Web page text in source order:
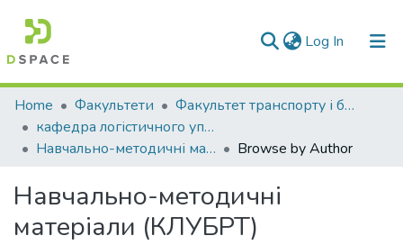
Log In (current)
Communities & Collections
All of DSpace
Home Факультети
Факультет транспорту і будівництва
кафедра логістичного управління та безпеки руху на транспорті
Навчально-методичні матеріали (КЛУБРТ)
Browse by Author
Навчально-методичні
матеріали (КЛУБРТ)